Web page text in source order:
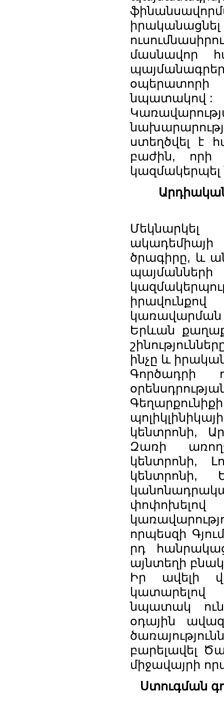
մասնավոր
նպատակով :
ստեղծվել է
բաժին, որի
կազմակերպել
ծրագիրը, և
կառավարման
Երևան
ինչը և
Գործադրի
կենտրոնի,
Զառի
կենտրոնի,
կենտրոնի,
փոփոխելով
որպեսզի
րդ
այնտեղի
Իր ավելի
կատարելով
նպատակ
օդային
բարելավել
միջավայրի
Ստուգման